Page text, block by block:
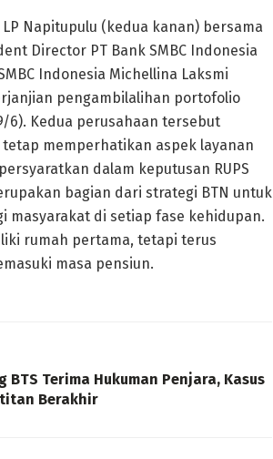
Napitupulu (kedua kanan) bersama
Director PT Bank SMBC Indonesia
Indonesia Michellina Laksmi
pengambilalihan portofolio
6). Kedua perusahaan tersebut
memperhatikan aspek layanan
dalam keputusan RUPS
bagian dari strategi BTN untuk
masyarakat di setiap fase kehidupan.
rumah pertama, tetapi terus
masa pensiun.
BTS Terima Hukuman Penjara, Kasus
Berakhir